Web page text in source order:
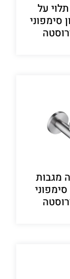
על
סימפוני
מגבות